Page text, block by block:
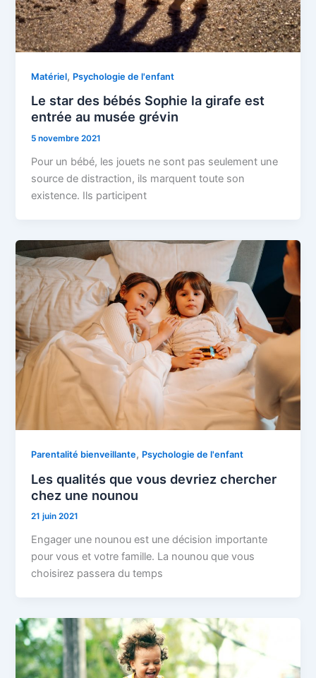
Matériel, Psychologie de l'enfant
Le star des bébés Sophie la girafe est
entrée au musée grévin
5 novembre 2021
Pour un bébé, les jouets ne sont pas seulement une
source de distraction, ils marquent toute son
existence. Ils participent
Parentalité bienveillante, Psychologie de l'enfant
Les qualités que vous devriez chercher
chez une nounou
21 juin 2021
Engager une nounou est une décision importante
pour vous et votre famille. La nounou que vous
choisirez passera du temps